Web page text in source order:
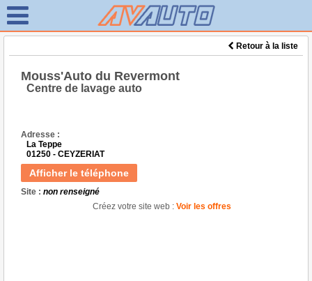
Retour à la liste
Mouss'Auto du Revermont
Centre de lavage auto
Adresse :
La Teppe
01250 - CEYZERIAT
Afficher le téléphone
Site : non renseigné
Créez votre site web : Voir les offres